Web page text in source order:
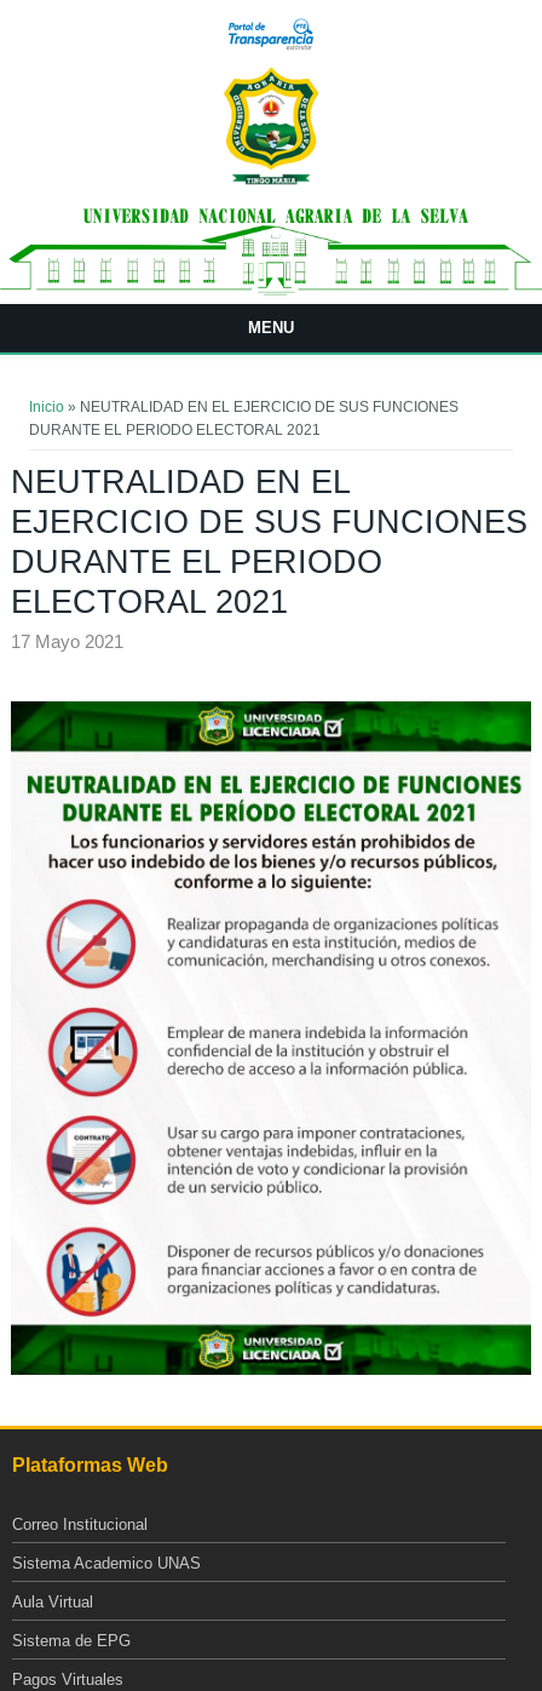
MENU
Inicio » NEUTRALIDAD EN EL EJERCICIO DE SUS FUNCIONES
DURANTE EL PERIODO ELECTORAL 2021
NEUTRALIDAD EN EL
EJERCICIO DE SUS FUNCIONES
DURANTE EL PERIODO
ELECTORAL 2021
17 Mayo 2021
Plataformas Web
Correo Institucional
Sistema Academico UNAS
Aula Virtual
Sistema de EPG
Pagos Virtuales